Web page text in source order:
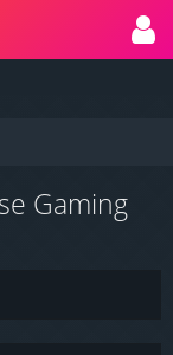
Gaming